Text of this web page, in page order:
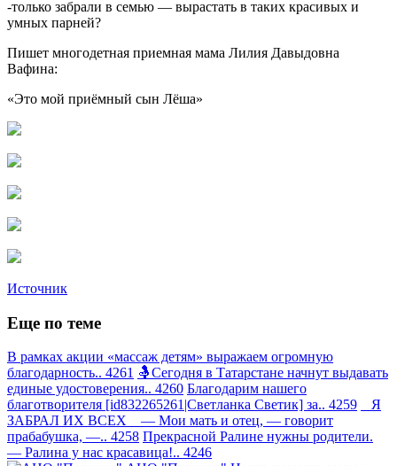
-только забрали в семью — вырастать в таких красивых и
умных парней?
Пишет многодетная приемная мама Лилия Давыдовна
Вафина:
«Это мой приёмный сын Лёша»
Источник
Еще по теме
В рамках акции «массаж детям» выражаем огромную
благодарность.. 4261 🤱Сегодня в Татарстане начнут выдавать
единые удостоверения.. 4260 Благодарим нашего
благотворителя [id832265261|Светланка Светик] за.. 4259
Я
ЗАБРАЛ ИХ ВСЕХ — Мои мать и отец, — говорит
прабабушка, —.. 4258 Прекрасной Ралине нужны родители.
— Ралина у нас красавица!.. 4246